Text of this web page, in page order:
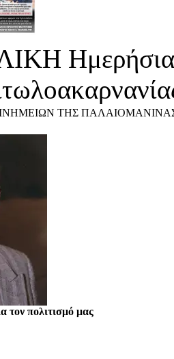
Ημερήσια
ΤΗΣ
τον πολιτισμό μας